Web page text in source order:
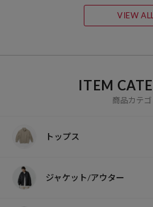
VIEW
ITEM
商品カテゴ
トップス
ジャケット/アウター